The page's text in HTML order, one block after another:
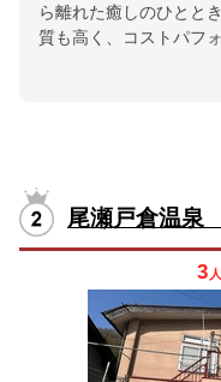
ら離れた癒しのひとと
質も高く、コストパフ
尾瀬戸倉温
3 人